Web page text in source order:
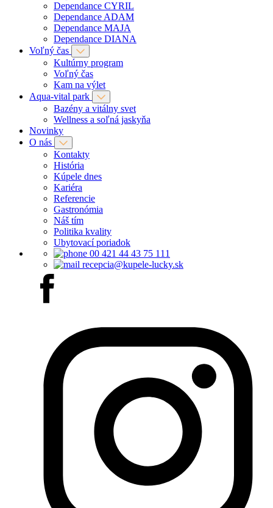
Dependance CYRIL
Dependance ADAM
Dependance MAJA
Dependance DIANA
Voľný čas
Kultúrny program
Voľný čas
Kam na výlet
Aqua-vital park
Bazény a vitálny svet
Wellness a soľná jaskyňa
Novinky
O nás
Kontakty
História
Kúpele dnes
Kariéra
Referencie
Gastronómia
Náš tím
Politika kvality
Ubytovací poriadok
00 421 44 43 75 111
recepcia@kupele-lucky.sk